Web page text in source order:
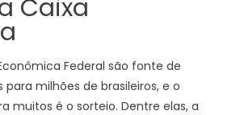
Caixa
Federal são fonte de
milhões de brasileiros, e o
muitos é o sorteio. Dentre elas, a